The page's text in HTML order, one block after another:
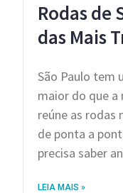
Rodas de
das Mais
São Paulo tem
maior do que a
reúne as rodas
de ponta a
precisa saber
LEIA MAIS »